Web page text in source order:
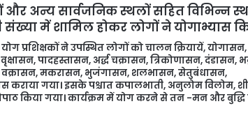
अन्य सार्वजनिक स्थलों सहित विभिन्न
में शामिल होकर लोगों ने योगाभ्यास
प्रशिक्षकों ने उपस्थित लोगों को चालन क्रियायें, योगासन,
पादहस्तासन, अर्द्ध चक्रासन, त्रिकोणासन, दंडासन,
वक्रासन, मकरासन, भुजंगासन, शलभासन, सेतुबंधासन,
कराया गया। इसके पश्चात कपालभाती, अनुलोम विलोम,
किया गया। कार्यक्रम में योग करने से तन -मन और बुद्धि